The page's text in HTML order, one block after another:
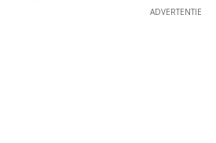
ADVERTENTIE